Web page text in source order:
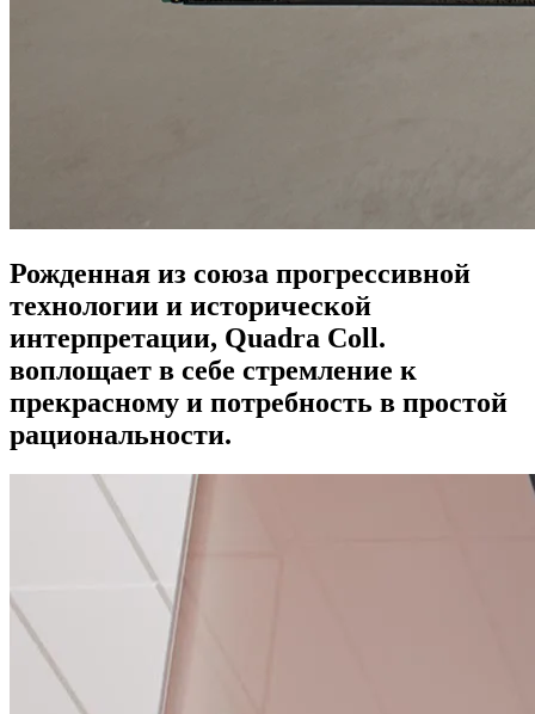
Рожденная из союза прогрессивной
технологии и исторической
интерпретации, Quadra Coll.
воплощает в себе стремление к
прекрасному и потребность в простой
рациональности.